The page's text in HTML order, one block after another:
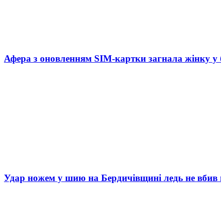
Афера з оновленням SIM-картки загнала жінку у
Удар ножем у шию на Бердичівщині ледь не вбив